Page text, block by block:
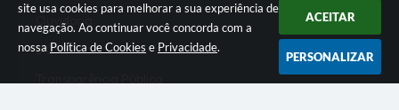
site usa cookies para melhorar a sua experiência de
navegação. Ao continuar você concorda com a
nossa Política de Cookies e Privacidade.
ACEITAR
PERSONALIZAR
Ouvidoria
SIC